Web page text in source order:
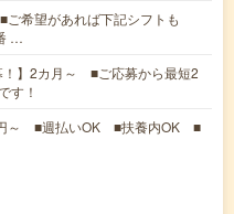
希望があれば下記シフトも
…
！】2カ月～ ■ご応募から最短2
す！
円～ ■週払いOK ■扶養内OK ■